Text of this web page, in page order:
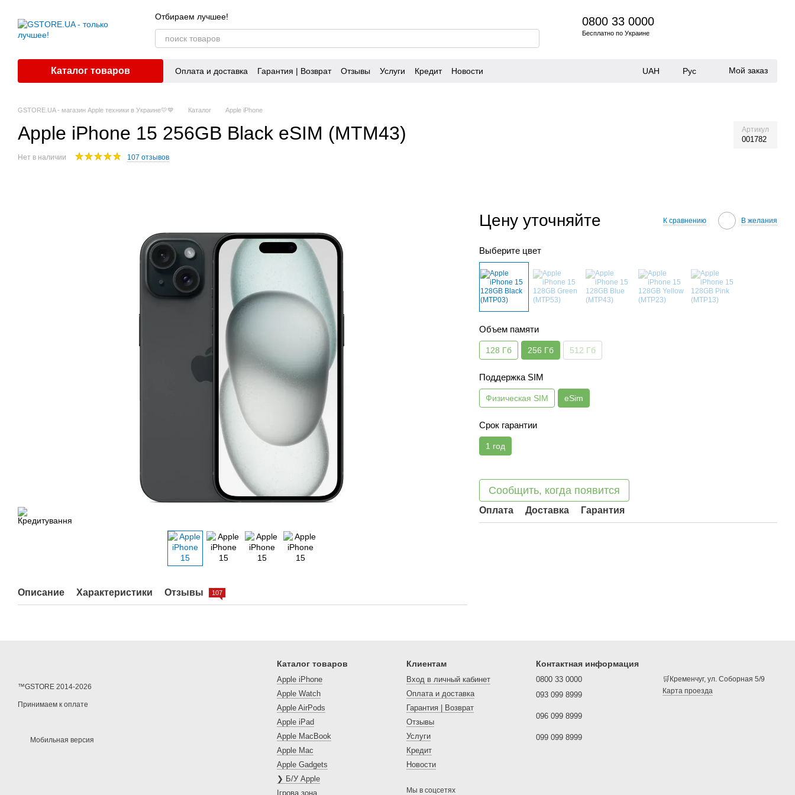
Отбираем лучшее!
0800 33 0000
Бесплатно по Украине
Каталог товаров Оплата и доставка Гарантия | Возврат Отзывы Услуги Кредит Новости UAH Рус Мой заказ
GSTORE.UA - магазин Apple техники в Украине💛💙 Каталог Apple iPhone
Apple iPhone 15 256GB Black eSIM (MTM43) Артикул
001782
Нет в наличии 107 отзывов
Описание Характеристики Отзывы 107
Цену уточняйте К сравнению В желания
Выберите цвет
Объем памяти
128 Гб 256 Гб 512 Гб
Поддержка SIM
Физическая SIM eSim
Срок гарантии
1 год
Сообщить, когда появится
Оплата Доставка Гарантия
™GSTORE 2014-2026
Принимаем к оплате
Мобильная версия
Каталог товаров
Apple iPhone
Apple Watch
Apple AirPods
Apple iPad
Apple MacBook
Apple Mac
Apple Gadgets
❯ Б/У Apple
Ігрова зона
Клиентам
Вход в личный кабинет
Оплата и доставка
Гарантия | Возврат
Отзывы
Услуги
Кредит
Новости
Мы в соцсетях
Контактная информация
0800 33 0000
093 099 8999
096 099 8999
099 099 8999
🛒Кременчуг, ул. Соборная 5/9
Карта проезда